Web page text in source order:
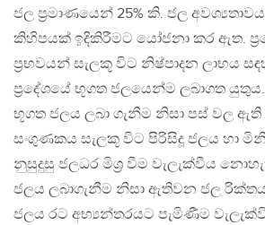
ජල ප්‍රමාණයෙන් 25% කි. ජල
කිහිපයක් ඉදිකිරීමට යෝජනා කර ඇත.
ප්‍රභවයන් සැලකූ විට නිෂ්පාදන ලාභය
ප්‍රදේශයේ භූගත ජලයෙන්ම ලබාගත
භූගත ජලය ලබා ගැනීම නිසා පස් වල ඇති
සංගුණකය සැලකූ විට පිරිසිදූ ජලය හා
නුසුදුසු ජලධර මිශ්‍ර වීම වැලැක්වීය
ජලය ලබාගැනීම නිසා ඇතිවන ජල
ජලය රට අභ්‍යන්තරයට පැමිණීම